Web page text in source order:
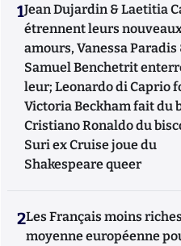
1Jean Dujardin & Laetitia
étrennent leurs
amours, Vanessa Paradis
Samuel Benchetrit
leur; Leonardo di Caprio
Victoria Beckham fait du
Cristiano Ronaldo du
Suri ex Cruise joue du
Shakespeare queer
2Les Français moins
moyenne européenne